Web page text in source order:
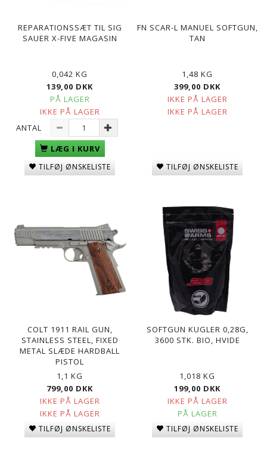
REPARATIONSSÆT TIL SIG
SAUER X-FIVE MAGASIN
0,042 KG
139,00 DKK
PÅ LAGER
IKKE PÅ LAGER
ANTAL
LÆG I KURV
TILFØJ ØNSKELISTE
FN SCAR-L MANUEL SOFTGUN,
TAN
1,48 KG
399,00 DKK
IKKE PÅ LAGER
IKKE PÅ LAGER
TILFØJ ØNSKELISTE
COLT 1911 RAIL GUN,
STAINLESS STEEL, FIXED
METAL SLÆDE HARDBALL
PISTOL
1,1 KG
799,00 DKK
IKKE PÅ LAGER
IKKE PÅ LAGER
TILFØJ ØNSKELISTE
SOFTGUN KUGLER 0,28G,
3600 STK. BIO, HVIDE
1,018 KG
199,00 DKK
IKKE PÅ LAGER
PÅ LAGER
TILFØJ ØNSKELISTE